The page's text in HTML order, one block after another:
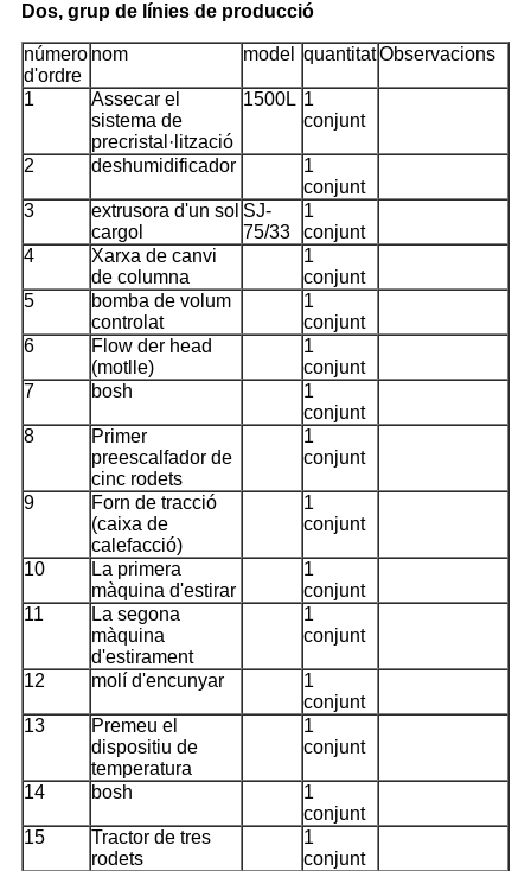
Dos, grup de línies de producció
número
d'ordre
nom model quantitatObservacions
1
Assecar el
sistema de
precristal·lització
1500L 1
conjunt
2 deshumidificador
1
conjunt
3
extrusora d'un sol
cargol
SJ-
75/33
1
conjunt
4
Xarxa de canvi
de columna
1
conjunt
5
bomba de volum
controlat
1
conjunt
6
Flow der head
(motlle)
1
conjunt
7
bosh
1
conjunt
8
Primer
preescalfador de
cinc rodets
1
conjunt
9
Forn de tracció
(caixa de
calefacció)
1
conjunt
10
La primera
màquina d'estirar
1
conjunt
11
La segona
màquina
d'estirament
1
conjunt
12 molí d'encunyar
1
conjunt
13
Premeu el
dispositiu de
temperatura
1
conjunt
14 bosh
1
conjunt
15
Tractor de tres
rodets
1
conjunt